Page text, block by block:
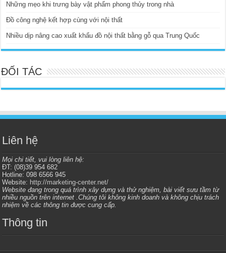
Những mẹo khi trưng bày vật phẩm phong thủy trong nhà
Đồ công nghệ kết hợp cùng với nội thất
Nhiều dịp nâng cao xuất khẩu đồ nội thất bằng gỗ qua Trung Quốc
ĐỐI TÁC
Liên hệ
Mọi chi tiết, vui lòng liên hệ:
ĐT: (08)39 954 682
Hotline: 098 6566 945
Website: http://marketing-center.net/
Website đang trong quá trình xây dựng và thử nghiệm, bài viết sưu tầm từ
nhiều nguồn trên internet .Chúng tôi không kinh doanh và không chịu trách
nhiệm về các thông tin được cung cấp.
Thông tin